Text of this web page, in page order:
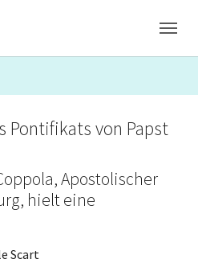
Pontifikats von Papst
Apostolischer
hielt eine
Scart